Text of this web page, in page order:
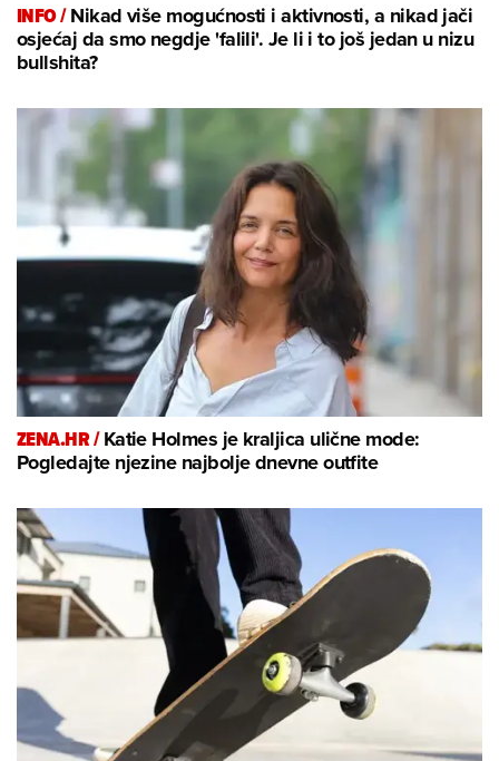
INFO /Nikad više mogućnosti i aktivnosti, a nikad jači
osjećaj da smo negdje 'falili'. Je li i to još jedan u nizu
bullshita?
ZENA.HR /Katie Holmes je kraljica ulične mode:
Pogledajte njezine najbolje dnevne outfite